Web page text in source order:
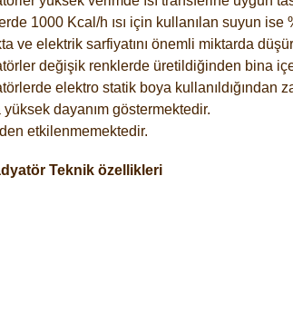
1000 Kcal/h ısı için kullanılan suyun ise
ve elektrik sarfiyatını önemli miktarda
değişik renklerde üretildiğinden bina
elektro statik boya kullanıldığından
dayanım göstermektedir.
etkilenmemektedir.
Teknik özellikleri